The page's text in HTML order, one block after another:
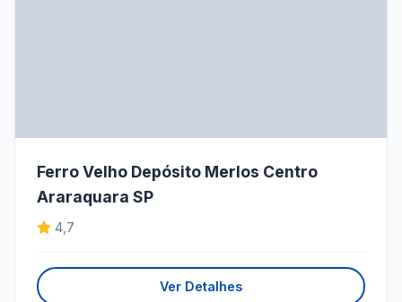
Ferro Velho Depósito Merlos Centro
Araraquara SP
4,7
Ver Detalhes